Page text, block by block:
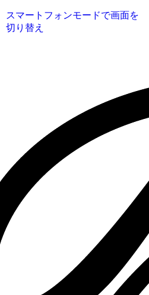
スマートフォンモードで画面を
切り替え